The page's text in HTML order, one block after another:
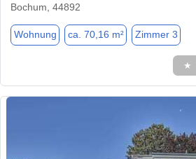
Bochum, 44892
Wohnung ca. 70,16 m² Zimmer 3
★